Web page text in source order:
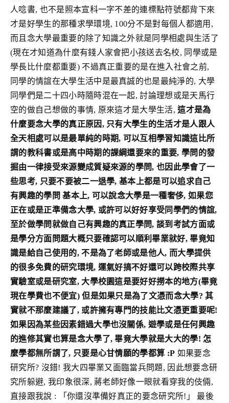
人唸書, 也不是照本宣科一字不差的連標點符號都背下來
才是好學生的那種求學環境, 100分不是對每個人都適用,
而且念大學最重要的除了知識之外就是同學相處與生活了
(現在才知道為什麼有錢人家會把小孩送去名校, 同學或是
學長比什麼都重要) 不過真正重要的是在進入社會之前,
同學的情誼在大學生活中是最真誠的也是最純淨的, 大學
同學們是二十四小時隨時混在一起, 討論理想或是天馬行
空的做自己想做的事情, 原來這才是大學生活,這才是為
什麼要念大學的真正原因, 只有大學生的生活才是人跟人
全天相處可以是最單純的時期, 可以互相學習知識這比所
謂的教科書或是高中時期的課綱還要來的重要, 學問的發
掘由一律接受來源變成質疑來源的學問, 也因此學會了一
些思考, 只要不要被二一退學, 基本上都是可以追求自己
有興趣的學問 基本上, 可以說念大學是一種奢侈, 如果您
正在或是正準備念大學, 或許可以好好享受同學們的情誼,
至於做學問就做自己有興趣的真正學問, 談到考試方面或
是學分方面問題大概只要確認可以順利畢業就好, 畢竟知
識是給自己使用的, 不是為了老師或是他人, 而大學提供
的很多免費的研究環境, 運氣好搞不好還可以跨校際共享
實驗室或是研究室, 大學校園這是要好好撈本的地方(畢竟
現在學費也不便宜) 但是如果只是為了文憑而念大學? 其
實就不那麼建議了, 或許擁有專門的技能比文憑更重要呢!
如果因為某些因素錯過大學也沒關係, 遊學或是任何興趣
的進修其實也算是念大學了, 畢竟大學就是大大的學! 怎
麼學都無所謂了, 只要是心甘情願的學都算 :P 如果要念
研究所? 沒錯! 我大四畢業又面臨當兵問題, 因此想要念研
究所躲避, 我印象很深, 蔣老師好像一眼就看穿我的伎倆,
直接跟我說 : 「你還沒準備好真正的要念研究所!」 最後